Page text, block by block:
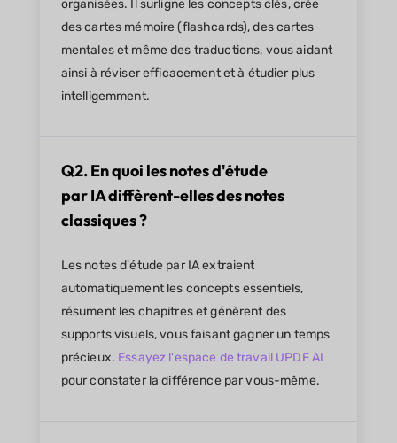
organisées. Il surligne les concepts clés, crée
des cartes mémoire (flashcards), des cartes
mentales et même des traductions, vous aidant
ainsi à réviser efficacement et à étudier plus
intelligemment.
Q2. En quoi les notes d'étude
par IA diffèrent-elles des notes
classiques ?
Les notes d'étude par IA extraient
automatiquement les concepts essentiels,
résument les chapitres et génèrent des
supports visuels, vous faisant gagner un temps
précieux. Essayez l'espace de travail UPDF AI
pour constater la différence par vous-même.